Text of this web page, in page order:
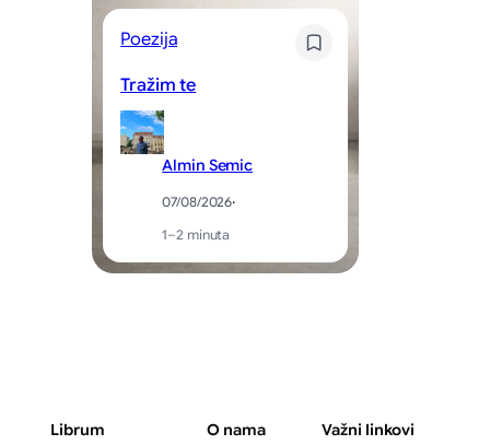
Poezija
Tražim te
Almin Semic
07/08/2026·
1–2 minuta
Librum
O nama
Važni linkovi